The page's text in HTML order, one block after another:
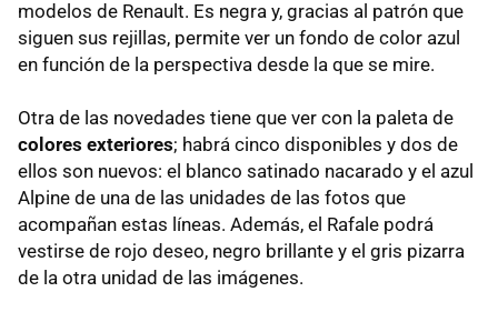
modelos de Renault. Es negra y, gracias al patrón que
siguen sus rejillas, permite ver un fondo de color azul
en función de la perspectiva desde la que se mire.
Otra de las novedades tiene que ver con la paleta de
colores exteriores; habrá cinco disponibles y dos de
ellos son nuevos: el blanco satinado nacarado y el azul
Alpine de una de las unidades de las fotos que
acompañan estas líneas. Además, el Rafale podrá
vestirse de rojo deseo, negro brillante y el gris pizarra
de la otra unidad de las imágenes.